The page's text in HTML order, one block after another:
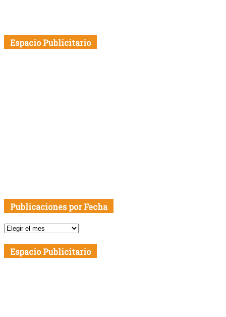
Espacio Publicitario
Publicaciones por Fecha
Publicaciones
Fecha
Espacio Publicitario